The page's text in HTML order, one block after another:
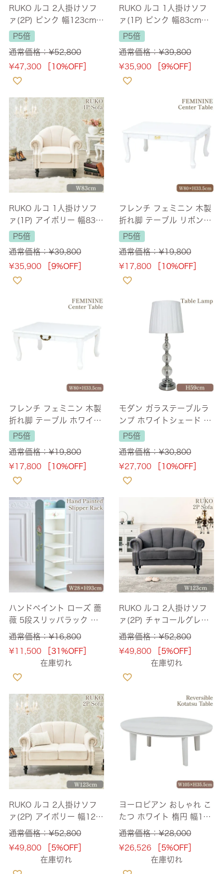
RUKO ルコ 2人掛けソフ
ァ(2P) ピンク 幅123cm
【送料無料】
P5倍
通常価格：¥52,800
¥47,300 ［10%OFF］
RUKO ルコ 1人掛けソフ
ァ(1P) ピンク 幅83cm
【送料無料】
P5倍
通常価格：¥39,800
¥35,900 ［9%OFF］
RUKO ルコ 1人掛けソフ
ァ(1P) アイボリー 幅83c
m 【送料無料】
P5倍
通常価格：¥39,800
¥35,900 ［9%OFF］
フレンチ フェミニン 木製
折れ脚 テーブル リボンハ
ンドル ホワイト 幅80cm
【送料無料】
P5倍
通常価格：¥19,800
¥17,800 ［10%OFF］
フレンチ フェミニン 木製
折れ脚 テーブル ホワイト
幅80cm 【送料無料】
P5倍
通常価格：¥19,800
¥17,800 ［10%OFF］
モダン ガラステーブルラ
ンプ ホワイトシェード 高
さ59cm 【送料無料】
P5倍
通常価格：¥30,800
¥27,700 ［10%OFF］
ハンドペイント ローズ 薔
薇 5段スリッパラック ブ
ルー 幅28cm 【送料無
通常価格：¥16,800
¥11,500
［31%OFF］
在庫切れ
RUKO ルコ 2人掛けソフ
ァ(2P) チャコールグレー
幅123cm 【送料無料】
通常価格：¥52,800
¥49,800
［5%OFF］
在庫切れ
RUKO ルコ 2人掛けソフ
ァ(2P) アイボリー 幅123
cm 【送料無料】
通常価格：¥52,800
¥49,800
［5%OFF］
在庫切れ
ヨーロピアン おしゃれ こ
たつ ホワイト 楕円 幅105
cm 【送料無料】
通常価格：¥28,000
¥26,526
［5%OFF］
在庫切れ